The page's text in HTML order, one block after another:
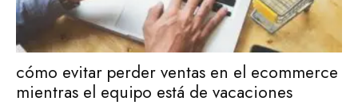
cómo evitar perder ventas en el ecommerce
mientras el equipo está de vacaciones